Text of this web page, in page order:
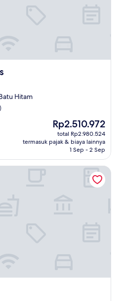
Hitam
Harga
sekarang
Rp2.510.972
Rp2.510.972
total Rp2.980.524
termasuk pajak & biaya lainnya
1 Sep - 2 Sep